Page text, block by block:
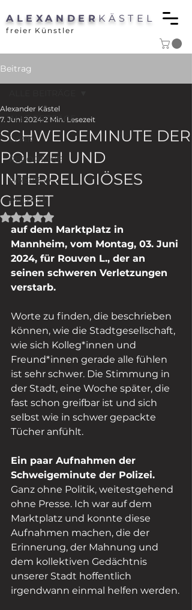
ALEXANDER KÄSTEL
freier Künstler
Beitrag
ALLE BEITRÄGE
LYRIK
REPORTAGE
P/REVIEW
PHOTOS
SCHWEIGEMINUTE DER
POLIZEI UND
INTERRELIGIÖSES
GEBET
Alexander Kästel
7. Juni 2024 2 Min. Lesezeit
Mit NaN von 5 Sternen bewertet.
auf dem Marktplatz in
Mannheim, vom Montag, 03. Juni
2024, für Rouven L., der an
seinen schweren Verletzungen
verstarb.
Worte zu finden, die beschrieben
können, wie die Stadtgesellschaft,
wie sich Kolleg*innen und
Freund*innen gerade alle fühlen
ist sehr schwer. Die Stimmung in
der Stadt, eine Woche später, die
fast schon greifbar ist und sich
selbst wie in schwer gepackte
Tücher anfühlt.
Ein paar Aufnahmen der
Schweigeminute der Polizei.
Ganz ohne Politik, weitestgehend
ohne Presse. Ich war auf dem
Marktplatz und konnte diese
Aufnahmen machen, die der
Erinnerung, der Mahnung und
dem kollektiven Gedächtnis
unserer Stadt hoffentlich
irgendwann einmal helfen werden.